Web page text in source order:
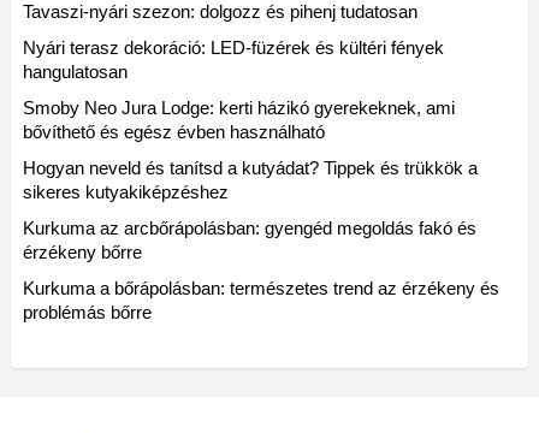
Tavaszi-nyári szezon: dolgozz és pihenj tudatosan
Nyári terasz dekoráció: LED-füzérek és kültéri fények
hangulatosan
Smoby Neo Jura Lodge: kerti házikó gyerekeknek, ami
bővíthető és egész évben használható
Hogyan neveld és tanítsd a kutyádat? Tippek és trükkök a
sikeres kutyakiképzéshez
Kurkuma az arcbőrápolásban: gyengéd megoldás fakó és
érzékeny bőrre
Kurkuma a bőrápolásban: természetes trend az érzékeny és
problémás bőrre